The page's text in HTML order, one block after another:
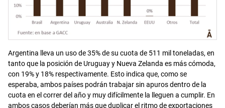
Argentina lleva un uso de 35% de su cuota de 511 mil toneladas, en
tanto que la posición de Uruguay y Nueva Zelanda es más cómoda,
con 19% y 18% respectivamente. Esto indica que, como se
esperaba, ambos países podrán trabajar sin apuros dentro de la
cuota en el correr del año y muy difícilmente la lleguen a cumplir. En
ambos casos deberían más que duplicar el ritmo de exportaciones